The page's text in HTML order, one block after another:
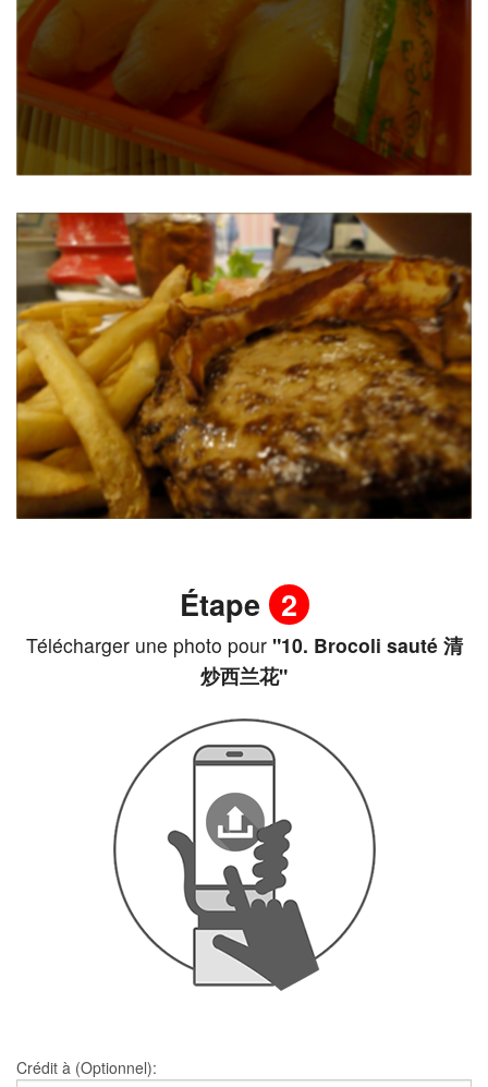
Étape 2
Télécharger une photo pour"10. Brocoli sauté 清
炒西兰花"
Crédit à (Optionnel):